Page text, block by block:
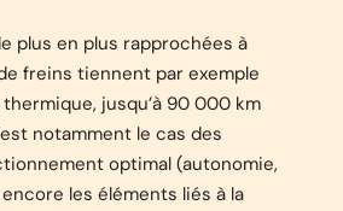
plus en plus rapprochées à
freins tiennent par exemple
jusqu’à 90 000 km
notamment le cas des
optimal (autonomie,
les éléments liés à la